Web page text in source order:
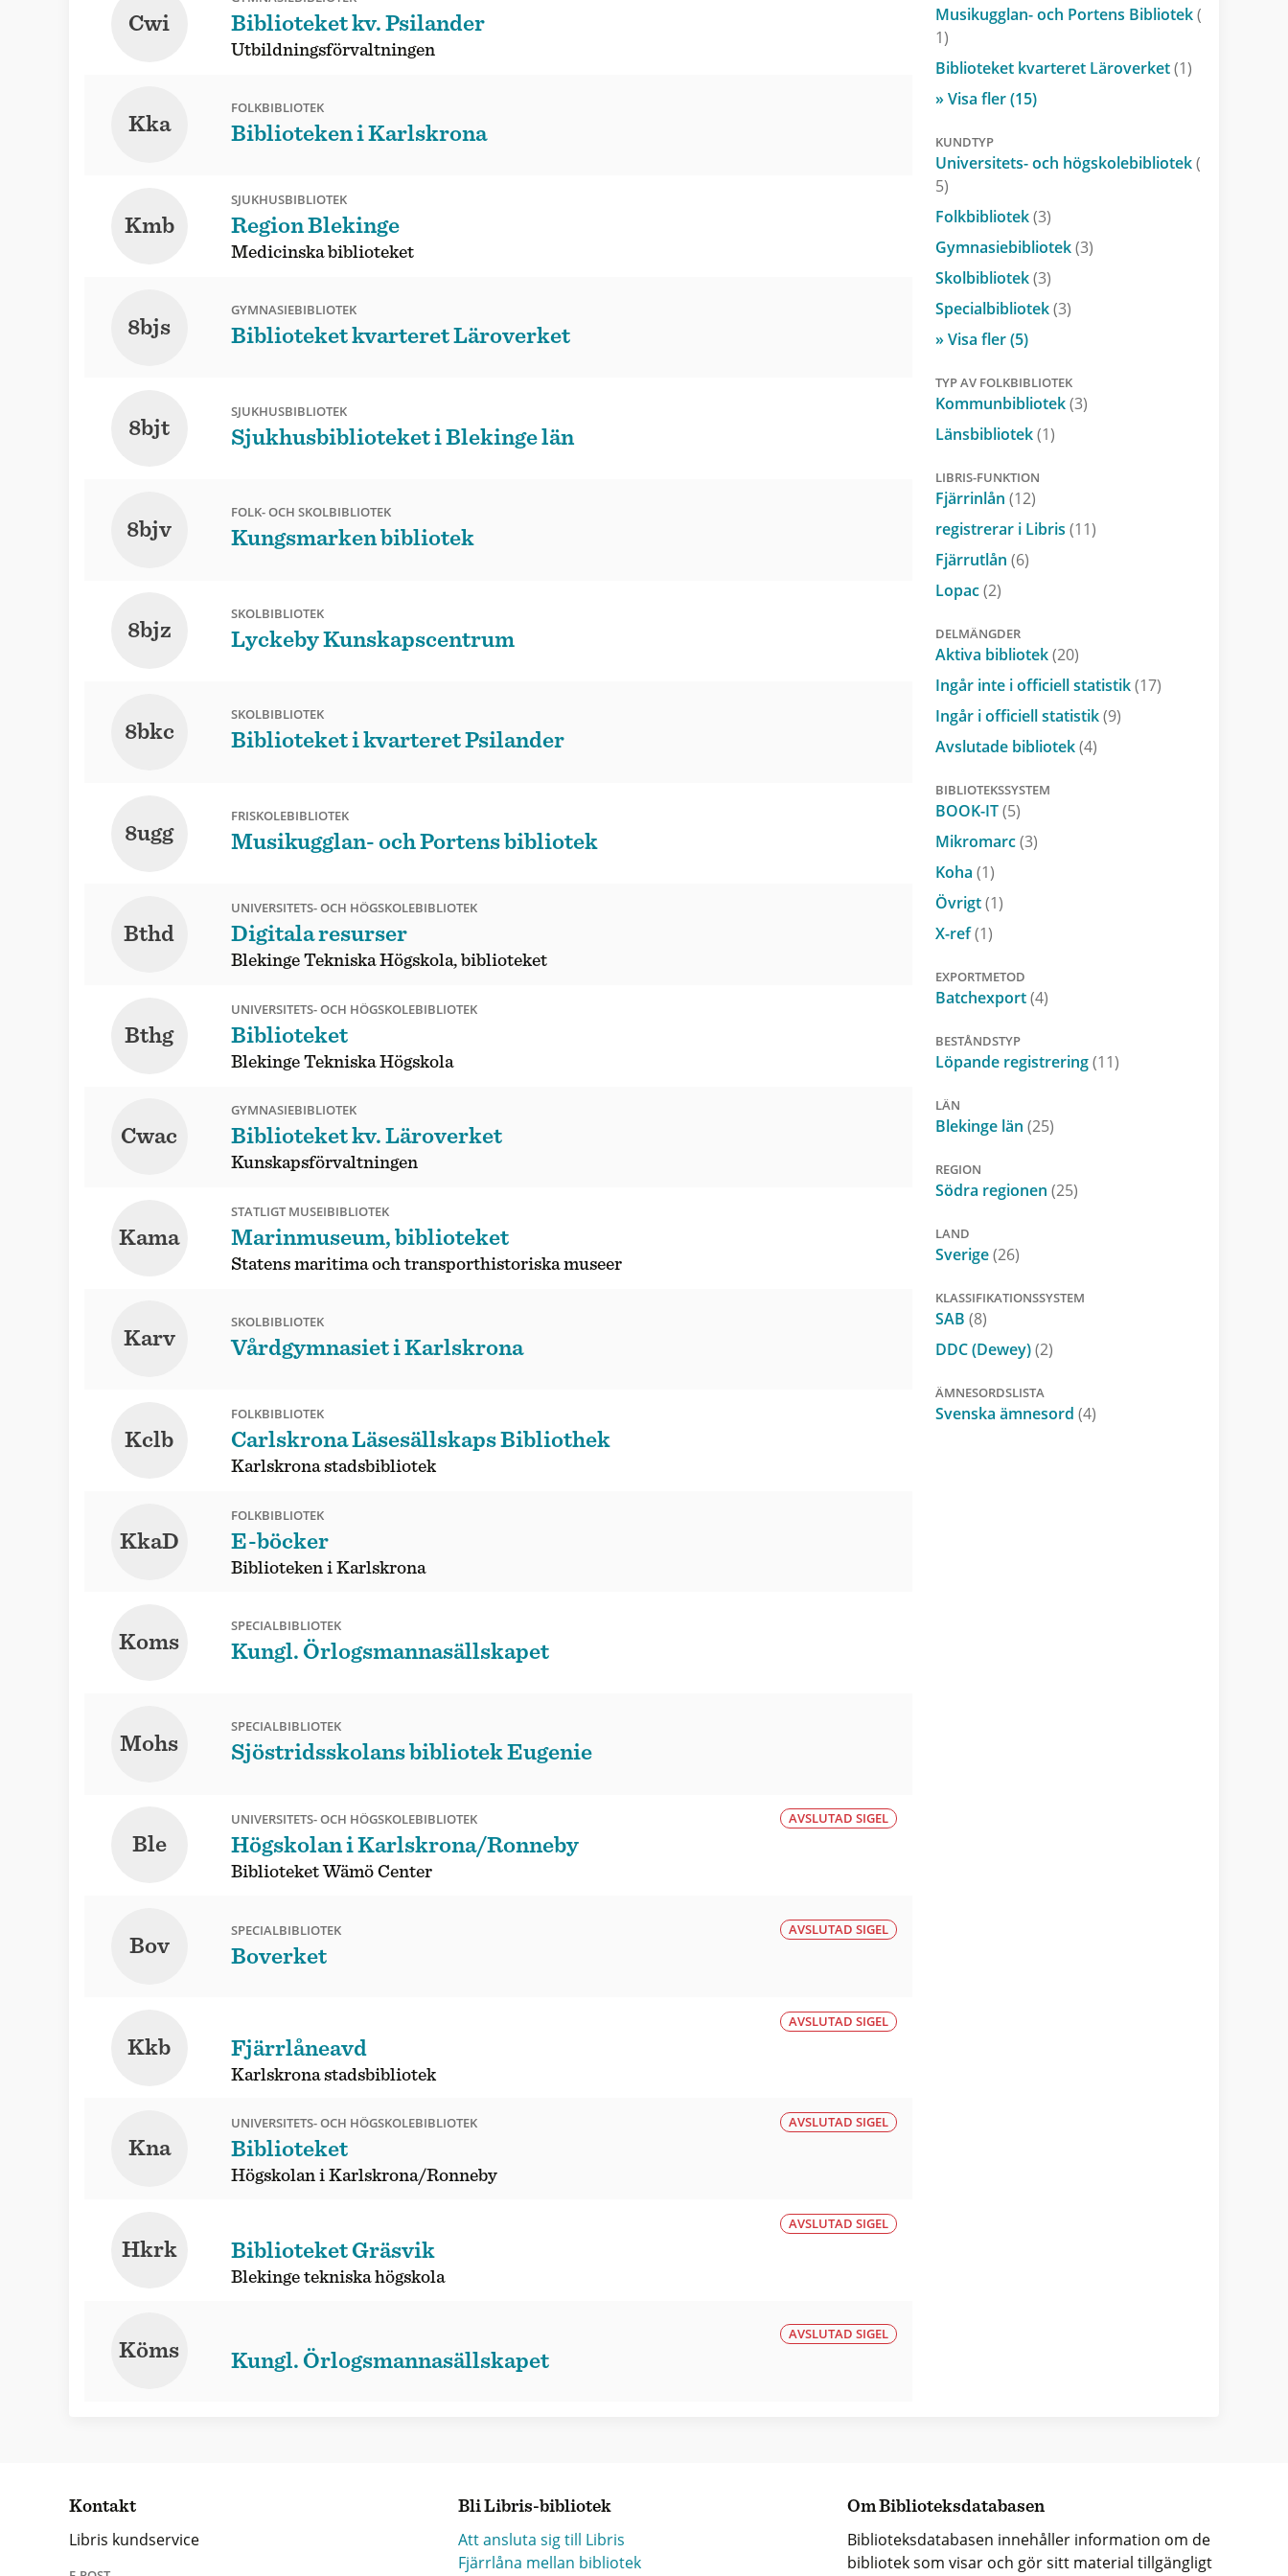
Cwi Biblioteket kv. Psilander
Utbildningsförvaltningen
Kka
FOLKBIBLIOTEK
Biblioteken i Karlskrona
Kmb
SJUKHUSBIBLIOTEK
Region Blekinge
Medicinska biblioteket
8bjs
GYMNASIEBIBLIOTEK
Biblioteket kvarteret Läroverket
8bjt
SJUKHUSBIBLIOTEK
Sjukhusbiblioteket i Blekinge län
8bjv
FOLK- OCH SKOLBIBLIOTEK
Kungsmarken bibliotek
8bjz
SKOLBIBLIOTEK
Lyckeby Kunskapscentrum
8bkc
SKOLBIBLIOTEK
Biblioteket i kvarteret Psilander
8ugg
FRISKOLEBIBLIOTEK
Musikugglan- och Portens bibliotek
Bthd
UNIVERSITETS- OCH HÖGSKOLEBIBLIOTEK
Digitala resurser
Blekinge Tekniska Högskola, biblioteket
Bthg
UNIVERSITETS- OCH HÖGSKOLEBIBLIOTEK
Biblioteket
Blekinge Tekniska Högskola
Cwac
GYMNASIEBIBLIOTEK
Biblioteket kv. Läroverket
Kunskapsförvaltningen
Kama
STATLIGT MUSEIBIBLIOTEK
Marinmuseum, biblioteket
Statens maritima och transporthistoriska museer
Karv
SKOLBIBLIOTEK
Vårdgymnasiet i Karlskrona
Kclb
FOLKBIBLIOTEK
Carlskrona Läsesällskaps Bibliothek
Karlskrona stadsbibliotek
KkaD
FOLKBIBLIOTEK
E-böcker
Biblioteken i Karlskrona
Koms
SPECIALBIBLIOTEK
Kungl. Örlogsmannasällskapet
Mohs
SPECIALBIBLIOTEK
Sjöstridsskolans bibliotek Eugenie
Ble
UNIVERSITETS- OCH HÖGSKOLEBIBLIOTEK AVSLUTAD SIGEL
Högskolan i Karlskrona/Ronneby
Biblioteket Wämö Center
Bov
SPECIALBIBLIOTEK AVSLUTAD SIGEL
Boverket
Kkb
AVSLUTAD SIGEL
Fjärrlåneavd
Karlskrona stadsbibliotek
Kna
UNIVERSITETS- OCH HÖGSKOLEBIBLIOTEK AVSLUTAD SIGEL
Biblioteket
Högskolan i Karlskrona/Ronneby
Hkrk
AVSLUTAD SIGEL
Biblioteket Gräsvik
Blekinge tekniska högskola
Köms
AVSLUTAD SIGEL
Kungl. Örlogsmannasällskapet
Musikugglan- och Portens Bibliotek(
1)
Biblioteket kvarteret Läroverket(1)
» Visa fler (15)
KUNDTYP
Universitets- och högskolebibliotek(
5)
Folkbibliotek(3)
Gymnasiebibliotek(3)
Skolbibliotek(3)
Specialbibliotek(3)
» Visa fler (5)
TYP AV FOLKBIBLIOTEK
Kommunbibliotek(3)
Länsbibliotek(1)
LIBRIS-FUNKTION
Fjärrinlån (12)
registrerar i Libris (11)
Fjärrutlån (6)
Lopac(2)
DELMÄNGDER
Aktiva bibliotek(20)
Ingår inte i officiell statistik(17)
Ingår i officiell statistik(9)
Avslutade bibliotek(4)
BIBLIOTEKSSYSTEM
BOOK-IT(5)
Mikromarc(3)
Koha (1)
Övrigt(1)
X-ref(1)
EXPORTMETOD
Batchexport(4)
BESTÅNDSTYP
Löpande registrering(11)
LÄN
Blekinge län (25)
REGION
Södra regionen (25)
LAND
Sverige(26)
KLASSIFIKATIONSSYSTEM
SAB (8)
DDC (Dewey)(2)
ÄMNESORDSLISTA
Svenska ämnesord (4)
Kontakt
Libris kundservice
Bli Libris-bibliotek
Att ansluta sig till Libris
Fjärrlåna mellan bibliotek
Om Biblioteksdatabasen
Biblioteksdatabasen innehåller information om de
bibliotek som visar och gör sitt material tillgängligt